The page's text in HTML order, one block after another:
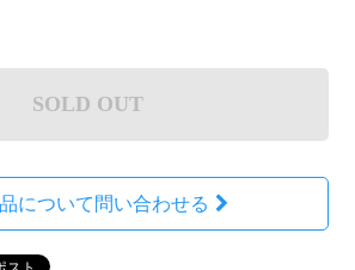
SOLD OUT
について問い合わせる